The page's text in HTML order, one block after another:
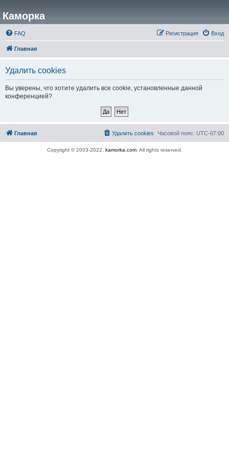
Каморка
FAQ Вход
Регистрация
Главная
Удалить cookies
Вы уверены, что хотите удалить все cookie, установленные данной
конференцией?
Главная Часовой пояс: UTC-07:00
Удалить cookies
Copyright © 2003-2022, kamorka.com. All rights reserved.